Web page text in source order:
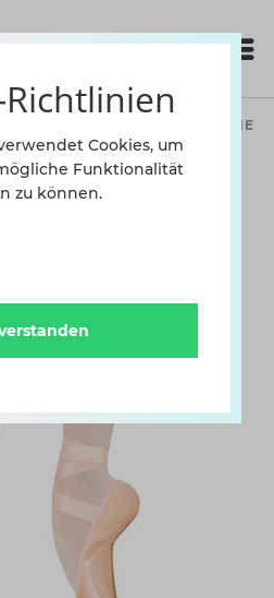
SPITZENSCHUHE
Bloch
Cookies, um
Funktionalität
zu können.